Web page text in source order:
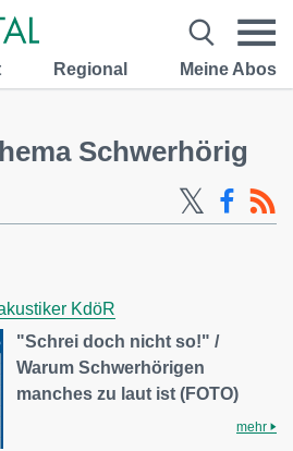
Regional Meine Abos
Schwerhörig
KdöR
"Schrei doch nicht so!" /
Warum Schwerhörigen
manches zu laut ist (FOTO)
mehr